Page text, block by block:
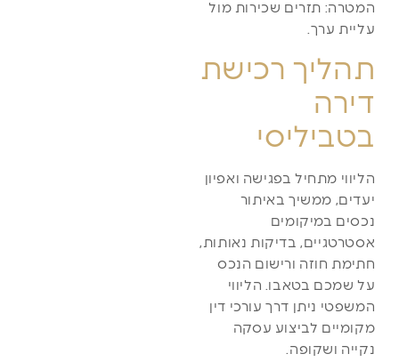
המטרה: תזרים שכירות מול
עליית ערך.
תהליך רכישת
דירה
בטביליסי
הליווי מתחיל בפגישה ואפיון
יעדים, ממשיך באיתור
נכסים במיקומים
אסטרטגיים, בדיקות נאותות,
חתימת חוזה ורישום הנכס
על שמכם בטאבו. הליווי
המשפטי ניתן דרך עורכי דין
מקומיים לביצוע עסקה
נקייה ושקופה.